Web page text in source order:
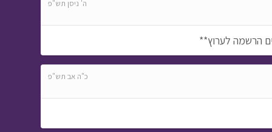
ה' ניסן תש"פ
הרשמה לערוץ**
כ"ה אב תש"פ